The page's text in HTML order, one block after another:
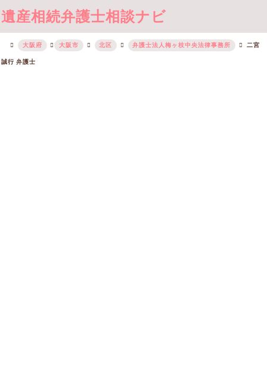
遺産相続弁護士相談ナビ
大阪府 大阪市 北区 弁護士法人梅ヶ枝中央法律事務所 二宮
誠行 弁護士